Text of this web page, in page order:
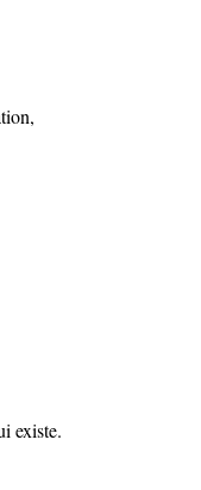
existe.